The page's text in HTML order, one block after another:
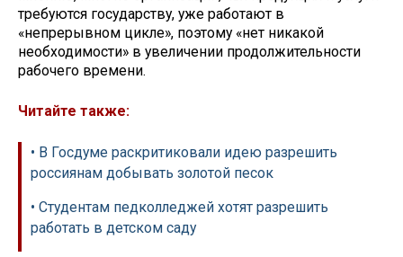
требуются государству, уже работают в
«непрерывном цикле», поэтому «нет никакой
необходимости» в увеличении продолжительности
рабочего времени.
Читайте также:
• В Госдуме раскритиковали идею разрешить
россиянам добывать золотой песок
• Студентам педколледжей хотят разрешить
работать в детском саду